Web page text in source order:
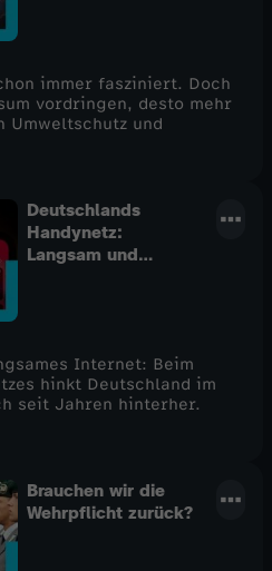
immer fasziniert. Doch
vordringen, desto mehr
Umweltschutz und
Deutschlands
Handynetz:
Langsam und
Internet: Beim
hinkt Deutschland im
seit Jahren hinterher.
Brauchen wir die
Wehrpflicht zurück?